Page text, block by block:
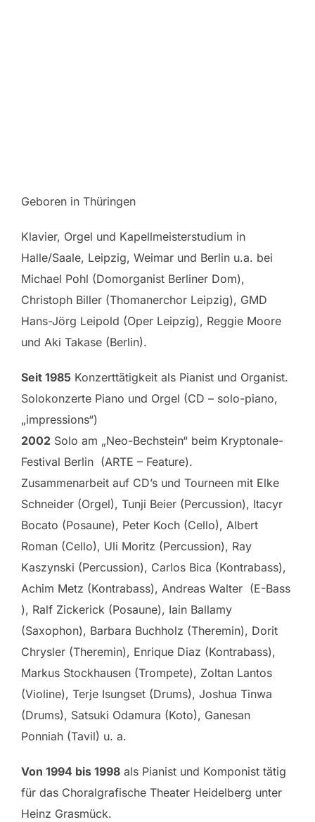
Geboren in Thüringen
Klavier, Orgel und Kapellmeisterstudium in
Halle/Saale, Leipzig, Weimar und Berlin u.a. bei
Michael Pohl (Domorganist Berliner Dom),
Christoph Biller (Thomanerchor Leipzig), GMD
Hans-Jörg Leipold (Oper Leipzig), Reggie Moore
und Aki Takase (Berlin).
Seit 1985 Konzerttätigkeit als Pianist und Organist.
Solokonzerte Piano und Orgel (CD – solo-piano,
„impressions“)
2002 Solo am „Neo-Bechstein“ beim Kryptonale-
Festival Berlin (ARTE – Feature).
Zusammenarbeit auf CD’s und Tourneen mit Elke
Schneider (Orgel), Tunji Beier (Percussion), Itacyr
Bocato (Posaune), Peter Koch (Cello), Albert
Roman (Cello), Uli Moritz (Percussion), Ray
Kaszynski (Percussion), Carlos Bica (Kontrabass),
Achim Metz (Kontrabass), Andreas Walter (E-Bass
), Ralf Zickerick (Posaune), Iain Ballamy
(Saxophon), Barbara Buchholz (Theremin), Dorit
Chrysler (Theremin), Enrique Diaz (Kontrabass),
Markus Stockhausen (Trompete), Zoltan Lantos
(Violine), Terje Isungset (Drums), Joshua Tinwa
(Drums), Satsuki Odamura (Koto), Ganesan
Ponniah (Tavil) u. a.
Von 1994 bis 1998 als Pianist und Komponist tätig
für das Choralgrafische Theater Heidelberg unter
Heinz Grasmück.